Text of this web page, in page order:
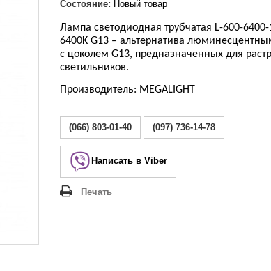
Состояние: Новый товар
Лампа светодиодная трубчатая L-600-6400-
6400K G13 – альтернатива
с цоколем G13, предназначенных для
светильников.
Производитель: MEGALIGHT
(066) 803-01-40 (097) 736-14-78
Написать в Viber
Печать